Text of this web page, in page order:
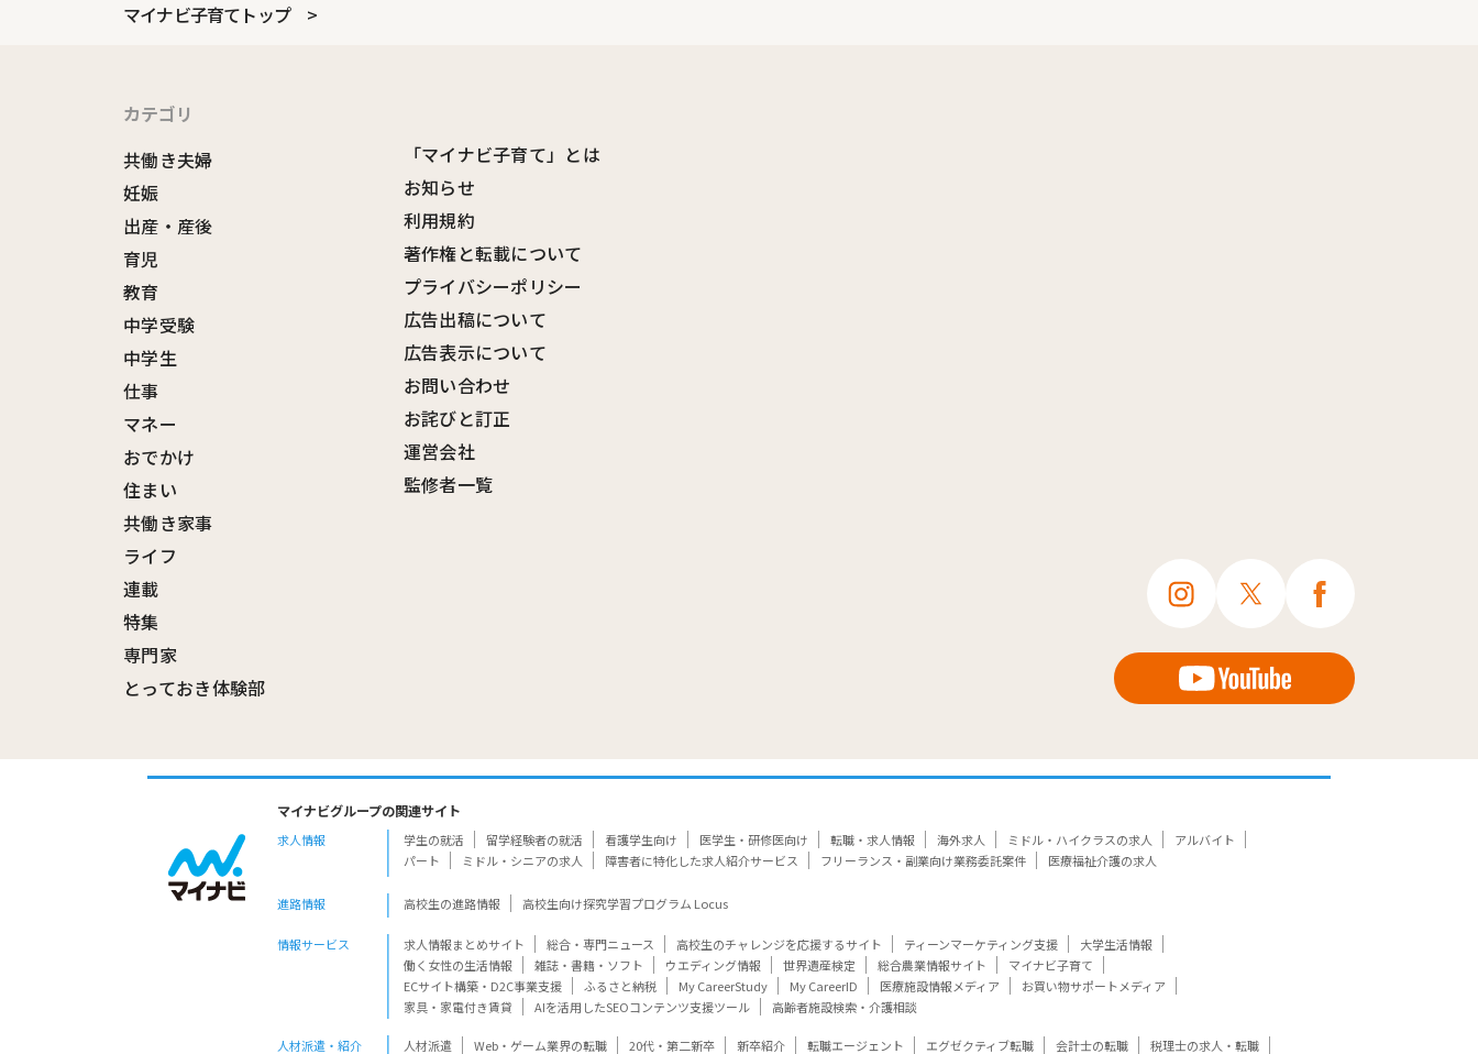
マイナビ子育てトップ
カテゴリ
共働き夫婦
妊娠
出産・産後
育児
教育
中学受験
中学生
仕事
マネー
おでかけ
住まい
共働き家事
ライフ
連載
特集
専門家
とっておき体験部
「マイナビ子育て」とは
お知らせ
利用規約
著作権と転載について
プライバシーポリシー
広告出稿について
広告表示について
お問い合わせ
お詫びと訂正
運営会社
監修者一覧
マイナビグループの関連サイト
求人情報 学生の就活 留学経験者の就活 看護学生向け 医学生・研修医向け 転職・求人情報 海外求人 ミドル・ハイクラスの求人
アルバイト
パート
ミドル・シニアの求人 障害者に特化した求人紹介サービス フリーランス・副業向け業務委託案件 医療福祉介護の求人
進路情報 高校生の進路情報 高校生向け探究学習プログラム Locus
情報サービス 求人情報まとめサイト 総合・専門ニュース 高校生のチャレンジを応援するサイト ティーンマーケティング支援
大学生活情報
働く女性の生活情報
雑誌・書籍・ソフト ウエディング情報 世界遺産検定 総合農業情報サイト
マイナビ子育て
ECサイト構築・D2C事業支援
ふるさと納税 My CareerStudy My CareerID 医療施設情報メディア
お買い物サポートメディア
家具・家電付き賃貸
AIを活用したSEOコンテンツ支援ツール 高齢者施設検索・介護相談
人材派遣・紹介 人材派遣 Web・ゲーム業界の転職 20代・第二新卒 新卒紹介 転職エージェント エグゼクティブ転職 会計士の転職 税理士の求人・転職